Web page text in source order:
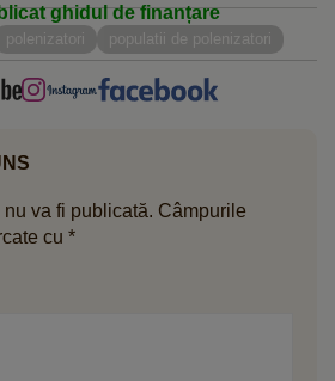
ghidul de finanțare
polenizatori populatii de polenizatori
va fi publicată. Câmpurile
cu *